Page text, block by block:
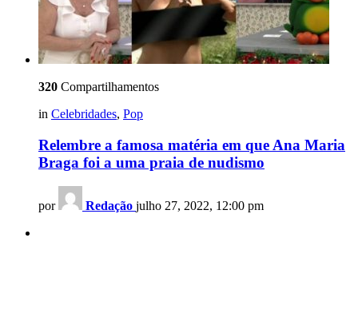
320 Compartilhamentos
in Celebridades, Pop
Relembre a famosa matéria em que Ana Maria
Braga foi a uma praia de nudismo
por Redação julho 27, 2022, 12:00 pm